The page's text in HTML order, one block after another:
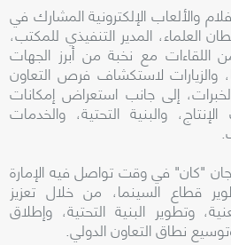
والألعاب الإلكترونية المشارك في
العلماء، المدير التنفيذي للمكتب،
مع نخبة من أبرز الجهات
والزيارات لاستكشاف فرص التعاون
إلى جانب استعراض إمكانات
والبنية التحتية، والخدمات
"كان" في وقت تواصل فيه الإمارة
قطاع السينما، من خلال تعزيز
وتطوير البنية التحتية، وإطلاق
نطاق التعاون الدولي.